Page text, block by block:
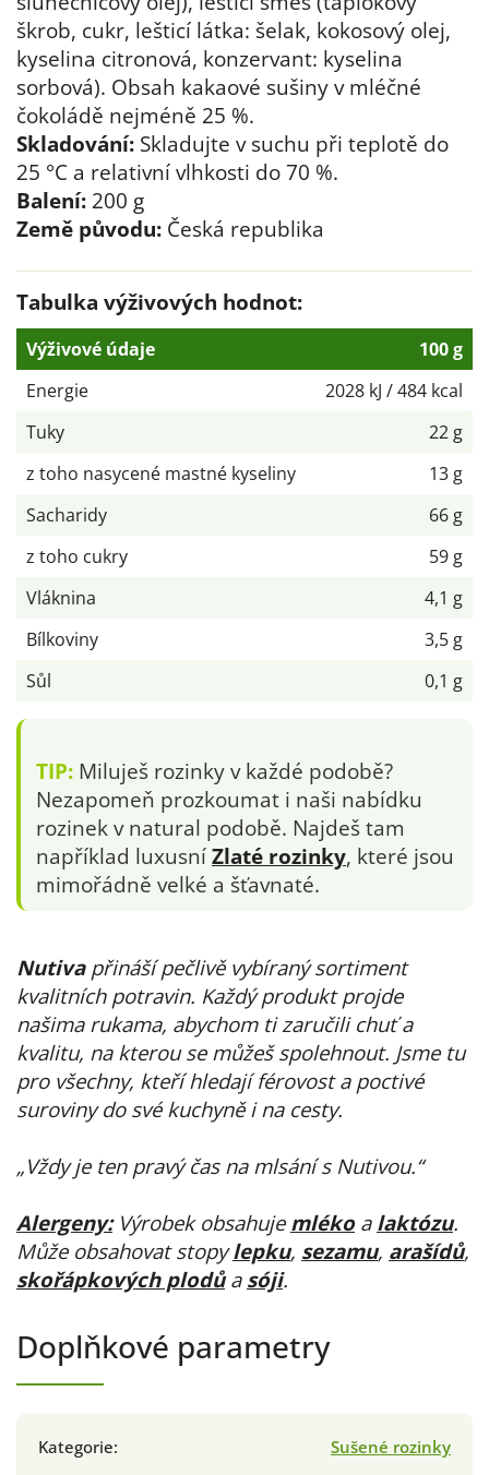
škrob, cukr, lešticí látka: šelak, kokosový olej,
kyselina citronová, konzervant: kyselina
sorbová). Obsah kakaové sušiny v mléčné
čokoládě nejméně 25 %.
Skladování: Skladujte v suchu při teplotě do
25 °C a relativní vlhkosti do 70 %.
Balení: 200 g
Země původu: Česká republika
Tabulka výživových hodnot:
Výživové údaje
100 g
Energie
2028 kJ / 484 kcal
Tuky
22 g
z toho nasycené mastné kyseliny
13 g
Sacharidy
66 g
z toho cukry
59 g
Vláknina
4,1 g
Bílkoviny
3,5 g
Sůl
0,1 g
TIP: Miluješ rozinky v každé podobě?
Nezapomeň prozkoumat i naši nabídku
rozinek v natural podobě. Najdeš tam
například luxusní Zlaté rozinky, které jsou
mimořádně velké a šťavnaté.
Nutivapřináší pečlivě vybíraný sortiment
kvalitních potravin. Každý produkt projde
našima rukama, abychom ti zaručili chuť a
kvalitu, na kterou se můžeš spolehnout. Jsme tu
pro všechny, kteří hledají férovost a poctivé
suroviny do své kuchyně i na cesty.
„Vždy je ten pravý čas na mlsání s Nutivou.“
Alergeny:Výrobek obsahuje mlékoa laktózu.
Může obsahovat stopylepku, sezamu, arašídů,
skořápkových plodůa sóji.
Doplňkové parametry
Kategorie:
Sušené rozinky